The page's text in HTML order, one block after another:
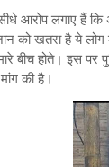
आरोप लगाए हैं कि
को खतरा है ये
बीच होते। इस पर
की है।